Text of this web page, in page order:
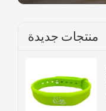
منتجات جديدة